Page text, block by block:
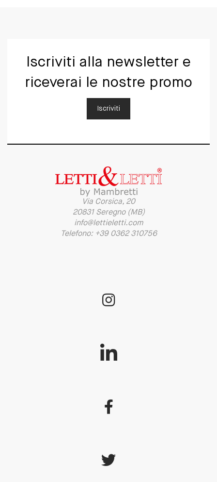
Iscriviti alla newsletter e
riceverai le nostre promo
Iscriviti
Via Corsica, 20
20831 Seregno (MB)
info@lettieletti.com
Telefono: +39 0362 310756